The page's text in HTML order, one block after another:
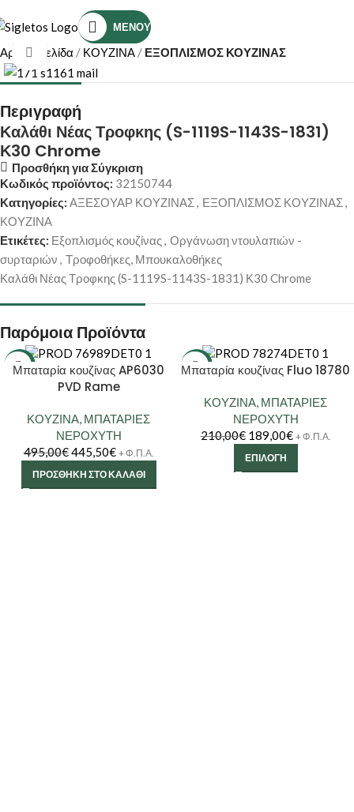
ΜΕΝΟΎ
Αρχική σελίδα ΚΟΥΖΙΝΑ ΕΞΟΠΛΙΣΜΟΣ ΚΟΥΖΙΝΑΣ
Κάντε κλικ για μεγέθυνση
Περιγραφή
Καλάθι Νέας Τροφκης (S-1119S-1143S-1831)
Κ30 Chrome
Προσθήκη για Σύγκριση
Κωδικός προϊόντος: 32150744
Κατηγορίες: ΑΞΕΣΟΥΑΡ ΚΟΥΖΙΝΑΣ, ΕΞΟΠΛΙΣΜΟΣ ΚΟΥΖΙΝΑΣ,
ΚΟΥΖΙΝΑ
Ετικέτες: Εξοπλισμός κουζίνας, Οργάνωση ντουλαπιών -
συρταριών , Τροφοθήκες, Μπουκαλοθήκες
Καλάθι Νέας Τροφκης (S-1119S-1143S-1831) Κ30 Chrome
Παρόμοια Προϊόντα
-10%
Μπαταρία κουζίνας AP6030
PVD Rame
ΚΟΥΖΙΝΑ, ΜΠΑΤΑΡΙΕΣ
ΝΕΡΟΧΥΤΗ
495,00€445,50€ + Φ.Π.Α.
ΠΡΟΣΘΉΚΗ ΣΤΟ ΚΑΛΆΘΙ
-10%
Μπαταρία κουζίνας Fluo 18780
ΚΟΥΖΙΝΑ, ΜΠΑΤΑΡΙΕΣ
ΝΕΡΟΧΥΤΗ
210,00€ 189,00€ + Φ.Π.Α.
ΕΠΙΛΟΓΉ